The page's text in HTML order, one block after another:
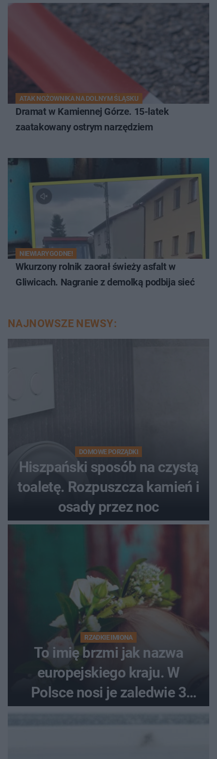
ATAK NOŻOWNIKA NA DOLNYM ŚLĄSKU
Dramat w Kamiennej Górze. 15-latek
zaatakowany ostrym narzędziem
NIEWIARYGODNE!
Wkurzony rolnik zaorał świeży asfalt w
Gliwicach. Nagranie z demolką podbija sieć
NAJNOWSZE NEWSY:
DOMOWE PORZĄDKI
Hiszpański sposób na czystą
toaletę. Rozpuszcza kamień i
osady przez noc
RZADKIE IMIONA
To imię brzmi jak nazwa
europejskiego kraju. W
Polsce nosi je zaledwie 3
kobiety